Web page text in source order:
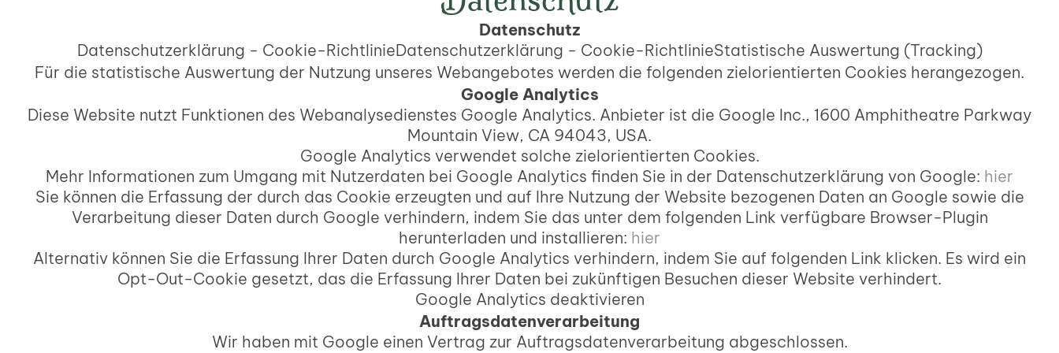
Datenschutz
Datenschutzerklärung - Cookie-RichtlinieDatenschutzerklärung - Cookie-RichtlinieStatistische Auswertung (Tracking)
Für die statistische Auswertung der Nutzung unseres Webangebotes werden die folgenden zielorientierten Cookies herangezogen.
Google Analytics
Diese Website nutzt Funktionen des Webanalysedienstes Google Analytics. Anbieter ist die Google Inc., 1600 Amphitheatre Parkway
Mountain View, CA 94043, USA.
Google Analytics verwendet solche zielorientierten Cookies.
Mehr Informationen zum Umgang mit Nutzerdaten bei Google Analytics finden Sie in der Datenschutzerklärung von Google: hier
Sie können die Erfassung der durch das Cookie erzeugten und auf Ihre Nutzung der Website bezogenen Daten an Google sowie die
Verarbeitung dieser Daten durch Google verhindern, indem Sie das unter dem folgenden Link verfügbare Browser-Plugin
herunterladen und installieren: hier
Alternativ können Sie die Erfassung Ihrer Daten durch Google Analytics verhindern, indem Sie auf folgenden Link klicken. Es wird ein
Opt-Out-Cookie gesetzt, das die Erfassung Ihrer Daten bei zukünftigen Besuchen dieser Website verhindert.
Google Analytics deaktivieren
Auftragsdatenverarbeitung
Wir haben mit Google einen Vertrag zur Auftragsdatenverarbeitung abgeschlossen.